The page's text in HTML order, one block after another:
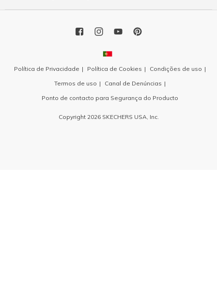
Política de Privacidade Política de Cookies
Condições de uso
Termos de uso
Canal de Denúncias
Ponto de contacto para Segurança do Producto
Copyright 2026 SKECHERS USA, Inc.